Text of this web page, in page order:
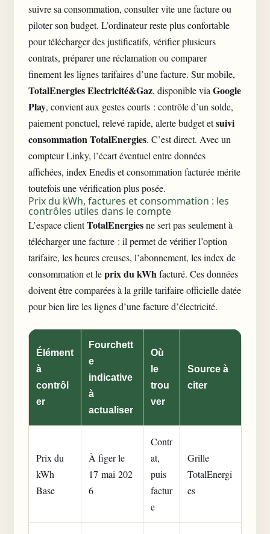
suivre sa consommation, consulter vite une facture ou
piloter son budget. L’ordinateur reste plus confortable
pour télécharger des justificatifs, vérifier plusieurs
contrats, préparer une réclamation ou comparer
finement les lignes tarifaires d’une facture. Sur mobile,
TotalEnergies Electricité&Gaz, disponible via Google
Play, convient aux gestes courts : contrôle d’un solde,
paiement ponctuel, relevé rapide, alerte budget etsuivi
consommation TotalEnergies. C’est direct. Avec un
compteur Linky, l’écart éventuel entre données
affichées, index Enedis et consommation facturée mérite
toutefois une vérification plus posée.
Prix du kWh, factures et consommation : les
contrôles utiles dans le compte
L’espace clientTotalEnergiesne sert pas seulement à
télécharger une facture : il permet de vérifier l’option
tarifaire, les heures creuses, l’abonnement, les index de
consommation et leprix du kWhfacturé. Ces données
doivent être comparées à la grille tarifaire officielle datée
pour bien lire leslignes d’une facture d’électricité.
Élément
à
contrôl
er
Fourchett
e
indicative
à
actualiser
Où
le
trou
ver
Source à
citer
Prix du
kWh
Base
À figer le
17 mai 202
6
Contr
at,
puis
factur
e
Grille
TotalEnergi
es